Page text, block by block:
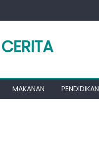
MAKANAN PENDIDIKAN